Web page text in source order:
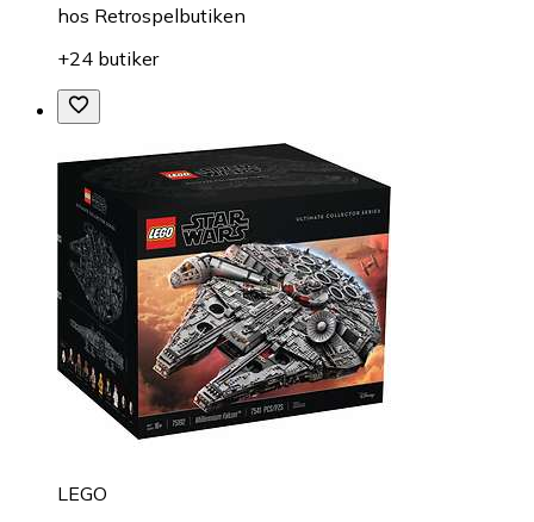
hos Retrospelbutiken
+24 butiker
LEGO